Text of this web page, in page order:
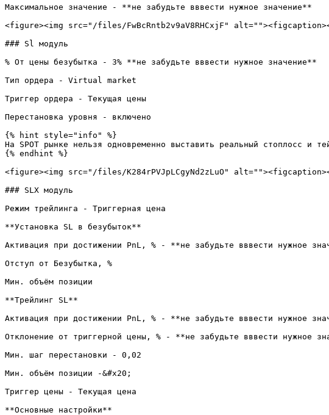
Максимальное значение - **не забудьте вввести нужное значение**
<figure><img src="/files/FwBcRntb2v9aV8RHCxjF"
### Sl модуль
% От цены безубытка - 3% **не забудьте вввести нужное значение**
Тип ордера - Virtual market
Триггер ордера - Текущая цены
Перестановка уровня - включено
{% hint style="info" %}
На SPOT рынке нельзя одновременно выставить реальный стоплосс и
{% endhint %}
<figure><img src="/files/K284rPVJpLCgyNd2zLuO"
### SLX модуль
Режим трейлинга - Триггерная цена
**Установка SL в безубыток**
Активация при достижении PnL, % - **не забудьте вввести нужное
Отступ от Безубытка, %
Мин. объём позиции
**Трейлинг SL**
Активация при достижении PnL, % - **не забудьте вввести нужное
Отклонение от триггерной цены, % - **не забудьте вввести нужное
Мин. шаг перестановки - 0,02
Мин. объём позиции -&#x20;
Триггер цены - Текущая цена
**Основные настройки**